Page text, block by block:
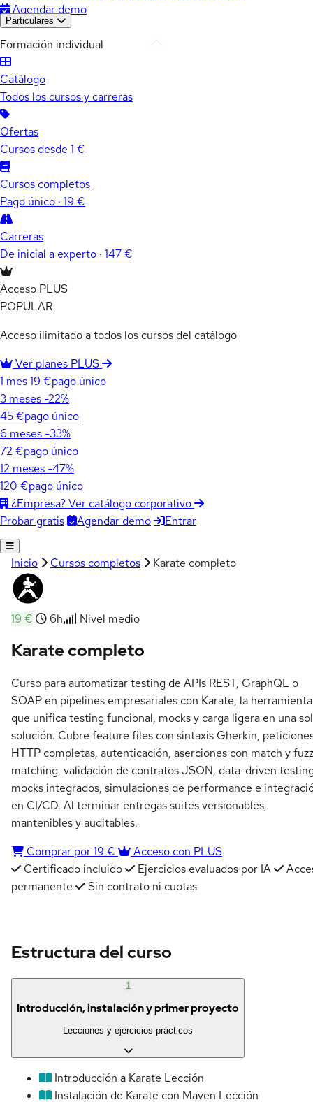
Agendar demo
Particulares
Formación individual
Catálogo
Todos los cursos y carreras
Ofertas
Cursos desde 1 €
Cursos completos
Pago único · 19 €
Carreras
De inicial a experto · 147 €
Acceso PLUS
POPULAR
Acceso ilimitado a todos los cursos del catálogo
Ver planes PLUS
1 mes19 €pago único
3 meses -22%
45 €pago único
6 meses -33%
72 €pago único
12 meses -47%
120 €pago único
¿Empresa? Ver catálogo corporativo
Probar gratis
Agendar demo Entrar
Inicio Cursos completos Karate completo
19 € 6h Nivel medio
Karate completo
Curso para automatizar testing de APIs REST, GraphQL o
SOAP en pipelines empresariales con Karate, la herramienta
que unifica testing funcional, mocks y carga ligera en una
solución. Cubre feature files con sintaxis Gherkin,
HTTP completas, autenticación, aserciones con match y
matching, validación de contratos JSON, data-driven
mocks integrados, simulaciones de performance e
en CI/CD. Al terminar entregas suites versionables,
mantenibles y auditables.
Comprar por 19 €
Acceso con PLUS
Certificado incluido
Ejercicios evaluados por IA
permanente
Sin contrato ni cuotas
Estructura del curso
1
Introducción, instalación y primer proyecto
Lecciones y ejercicios prácticos
Introducción a Karate Lección
Instalación de Karate con Maven Lección